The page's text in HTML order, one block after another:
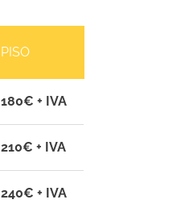
PISO
180€ + IVA
210€ + IVA
240€ + IVA